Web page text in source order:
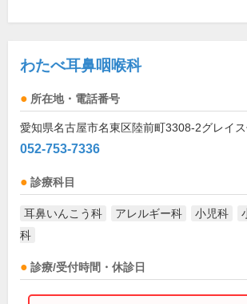
わたべ耳鼻咽喉科
所在地・電話番号
愛知県名古屋市名東区陸前町3308-2グレイ
052-753-7336
診療科目
耳鼻いんこう科 アレルギー科 小児科
科
診療/受付時間・休診日